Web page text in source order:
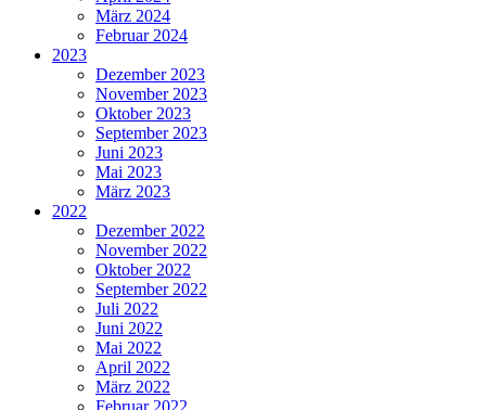
März 2024
Februar 2024
2023
Dezember 2023
November 2023
Oktober 2023
September 2023
Juni 2023
Mai 2023
März 2023
2022
Dezember 2022
November 2022
Oktober 2022
September 2022
Juli 2022
Juni 2022
Mai 2022
April 2022
März 2022